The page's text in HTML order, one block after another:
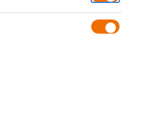
4
venster)